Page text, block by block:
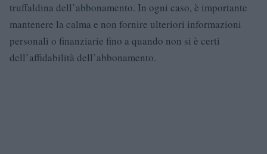
truffaldina dell’abbonamento. In ogni caso, è importante
mantenere la calma e non fornire ulteriori informazioni
personali o finanziarie fino a quando non si è certi
dell’affidabilità dell’abbonamento.